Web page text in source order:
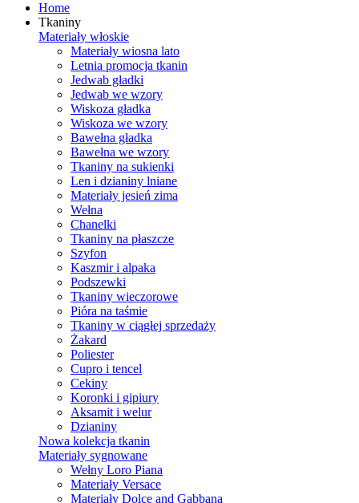
Home
Tkaniny
Materiały włoskie
Materiały wiosna lato
Letnia promocja tkanin
Jedwab gładki
Jedwab we wzory
Wiskoza gładka
Wiskoza we wzory
Bawełna gładka
Bawełna we wzory
Tkaniny na sukienki
Len i dzianiny lniane
Materiały jesień zima
Wełna
Chanelki
Tkaniny na płaszcze
Szyfon
Kaszmir i alpaka
Podszewki
Tkaniny wieczorowe
Pióra na taśmie
Tkaniny w ciągłej sprzedaży
Żakard
Poliester
Cupro i tencel
Cekiny
Koronki i gipiury
Aksamit i welur
Dzianiny
Nowa kolekcja tkanin
Materiały sygnowane
Wełny Loro Piana
Materiały Versace
Materiały Dolce and Gabbana